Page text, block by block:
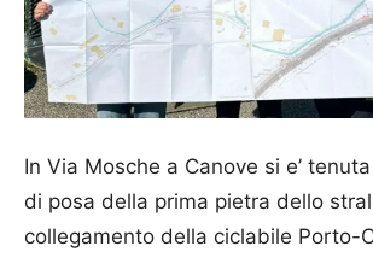
In Via Mosche a Canove si e’
di posa della prima pietra dello
collegamento della ciclabile Porto-